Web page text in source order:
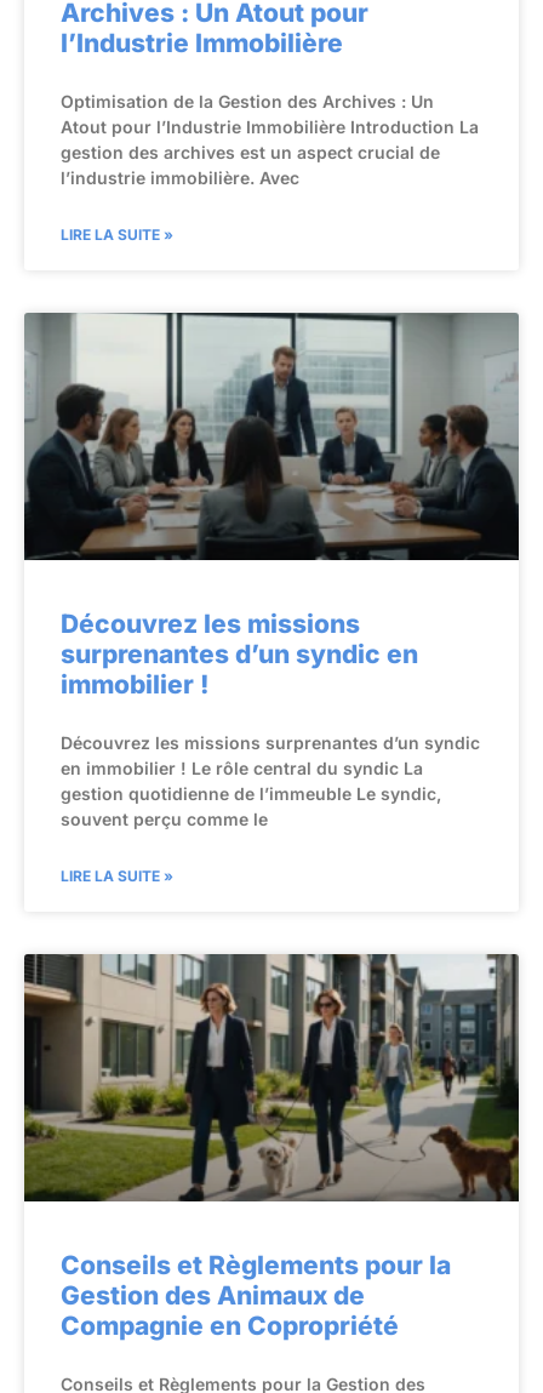
Archives : Un Atout pour
l’Industrie Immobilière
Optimisation de la Gestion des Archives : Un
Atout pour l’Industrie Immobilière Introduction La
gestion des archives est un aspect crucial de
l’industrie immobilière. Avec
LIRE LA SUITE »
Découvrez les missions
surprenantes d’un syndic en
immobilier !
Découvrez les missions surprenantes d’un syndic
en immobilier ! Le rôle central du syndic La
gestion quotidienne de l’immeuble Le syndic,
souvent perçu comme le
LIRE LA SUITE »
Conseils et Règlements pour la
Gestion des Animaux de
Compagnie en Copropriété
Conseils et Règlements pour la Gestion des